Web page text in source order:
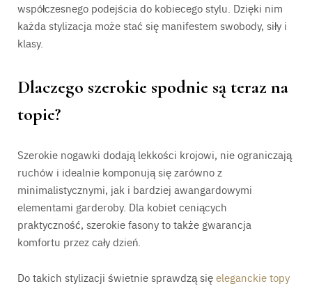
współczesnego podejścia do kobiecego stylu. Dzięki nim
każda stylizacja może stać się manifestem swobody, siły i
klasy.
Dlaczego szerokie spodnie są teraz na
topie?
Szerokie nogawki dodają lekkości krojowi, nie ograniczają
ruchów i idealnie komponują się zarówno z
minimalistycznymi, jak i bardziej awangardowymi
elementami garderoby. Dla kobiet ceniących
praktyczność, szerokie fasony to także gwarancja
komfortu przez cały dzień.
Do takich stylizacji świetnie sprawdzą sięeleganckie topy